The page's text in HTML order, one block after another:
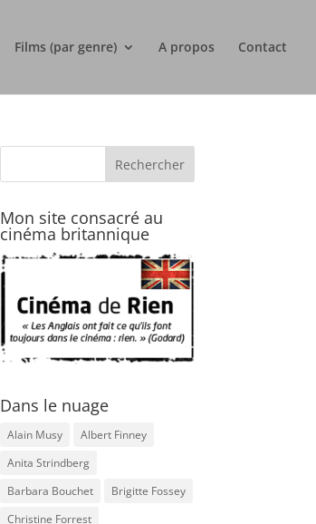
Films (par genre) A propos Contact
Mon site consacré au
cinéma britannique
Dans le nuage
Alain Musy
Albert Finney
Anita Strindberg
Barbara Bouchet
Brigitte Fossey
Christine Forrest